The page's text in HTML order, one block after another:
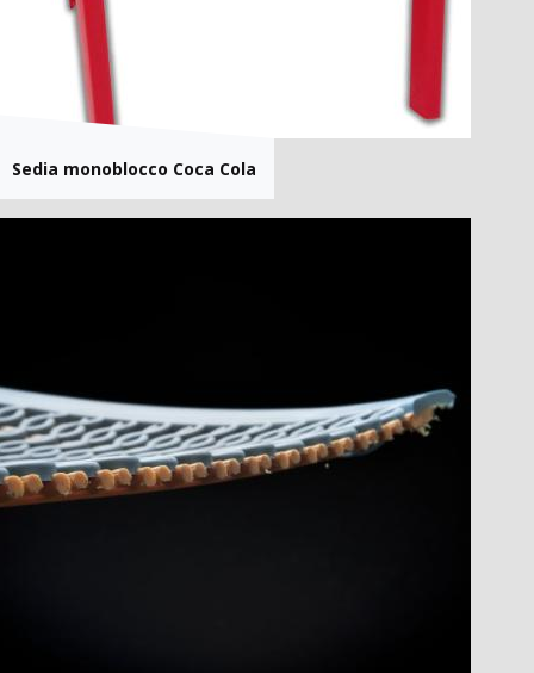
Sedia monoblocco Coca Cola
Sedie